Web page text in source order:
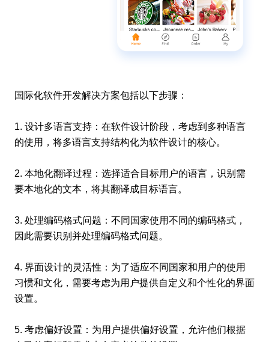
国际化软件开发解决方案包括以下步骤：
1. 设计多语言支持：在软件设计阶段，考虑到多种语言
的使用，将多语言支持结构化为软件设计的核心。
2. 本地化翻译过程：选择适合目标用户的语言，识别需
要本地化的文本，将其翻译成目标语言。
3. 处理编码格式问题：不同国家使用不同的编码格式，
因此需要识别并处理编码格式问题。
4. 界面设计的灵活性：为了适应不同国家和用户的使用
习惯和文化，需要考虑为用户提供自定义和个性化的界面
设置。
5. 考虑偏好设置：为用户提供偏好设置，允许他们根据